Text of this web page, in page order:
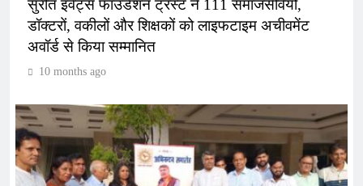
सुरीत इवेंट्स फाउंडेशन ट्रस्ट ने 111 समाजसेवियों,
डॉक्टरों, वकीलों और शिक्षकों को लाइफटाइम अचीवमेंट
अवॉर्ड से किया सम्मानित
10 months ago